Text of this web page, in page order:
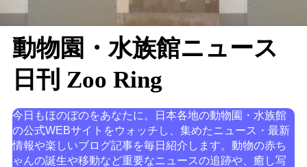
動物園・水族館ニュース
日刊 Zoo Ring
今日もほのぼのをあなたに。日本各地の動物園・水族館
の公式WEBサイトをウォッチし、集めたニュース・最新
情報や楽しいブログ記事を毎日紹介します。動物の赤ち
ゃんの誕生や移動など重要なニュースの追跡や、癒し写